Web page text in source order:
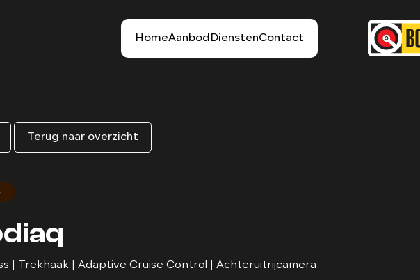
HomeAanbodDienstenContact
Terug naar overzicht
| Trekhaak | Adaptive Cruise Control | Achteruitrijcamera